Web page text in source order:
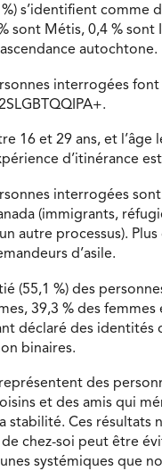
s’identifient comme
sont Métis, 0,4 % sont
autochtone.
interrogées
16 et 29 ans, et l’âge
d’itinérance est
interrogées
(immigrants,
autre processus).
d’asile.
(55,1 %) des
39,3 % des femmes
déclaré des identités
binaires.
des
et des amis qui
stabilité. Ces résultats
de chez-soi peut être
systémiques que